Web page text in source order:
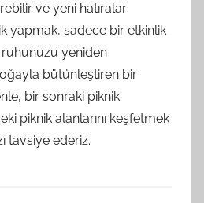
ve yeni hatıralar
yapmak, sadece bir etkinlik
ruhunuzu yeniden
bütünleştiren bir
bir sonraki piknik
piknik alanlarını keşfetmek
tavsiye ederiz.